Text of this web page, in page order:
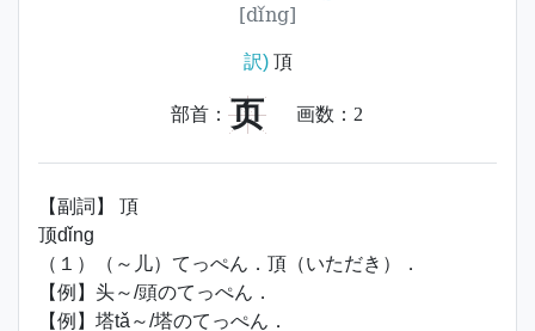
[dǐng]
訳)頂
部首： 页 画数： 2
【副詞】 頂
顶dǐng
（１）（～儿）てっぺん．頂（いただき）．
【例】头～/頭のてっぺん．
【例】塔tǎ～/塔のてっぺん．